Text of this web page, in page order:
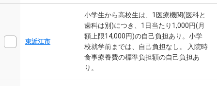
東近江市
小学生から高校生は、1医療機関(医科と
歯科は別)につき、1日当たり1,000円(月
額上限14,000円)の自己負担あり。小学
校就学前までは、自己負担なし。 入院時
食事療養費の標準負担額の自己負担あ
り。